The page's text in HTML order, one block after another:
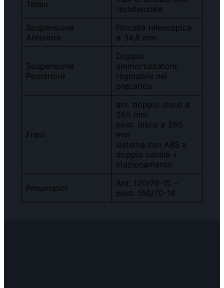
Telaio
resistenziale
Sospensione
Anteriore
Forcella telescopica
ø 34,8 mm
Sospensione
Posteriore
Doppio
ammortizzatore
regolabile nel
precarico
Freni
ant. doppio disco ø
265 mm
post. disco ø 265
mm
sistema con ABS a
doppio canale +
stazionamento
Pneumatici
Ant. 120/70-15 –
post. 150/70-14